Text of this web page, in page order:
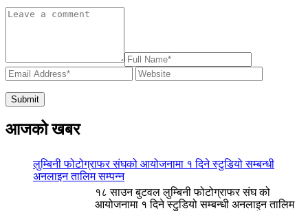
आजको खबर
लुम्बिनी फोटोग्राफर संघको आयोजनामा १ दिने स्टुडियो सम्बन्धी
अनलाइन तालिम सम्पन्न
१८ साउन बुटवल लुम्बिनी फोटोग्राफर संघ को
आयोजनामा १ दिने स्टुडियो सम्बन्धी अनलाइन तालिम